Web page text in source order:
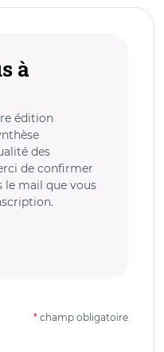
à
édition
des
de confirmer
le mail que vous
* champ obligatoire